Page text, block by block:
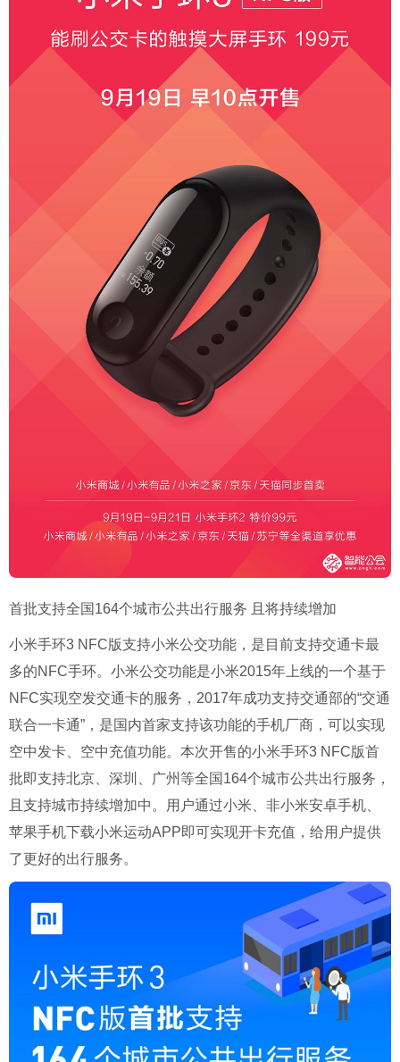
首批支持全国 164个城市公共出行服务 且将持续增加
小米手环3 NFC版支持小米公交功能，是目前支持交通卡最
多的NFC手环。小米公交功能是小米2015年上线的一个基于
NFC实现空发交通卡的服务， 2017年成功支持交通部的“交通
联合一卡通” ，是国内首家支持该功能的手机厂商，可以实现
空中发卡、空中充值功能。本次开售的小米手环3 NFC版首
批即支持北京、深圳、广州等全国 164个城市公共出行服务，
且支持城市持续增加中。用户通过小米、非小米安卓手机、
苹果手机下载小米运动APP即可实现开卡充值，给用户提供
了更好的出行服务。